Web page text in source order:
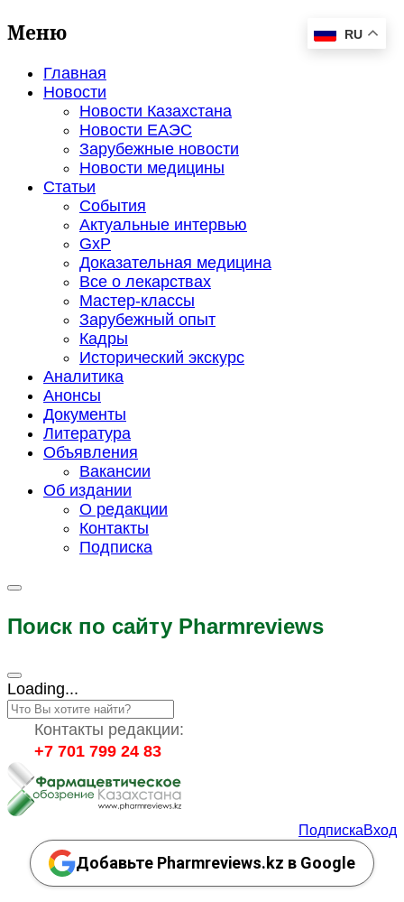
Меню
Главная
Новости
Новости Казахстана
Новости ЕАЭС
Зарубежные новости
Новости медицины
Статьи
События
Актуальные интервью
GxP
Доказательная медицина
Все о лекарствах
Мастер-классы
Зарубежный опыт
Кадры
Исторический экскурс
Аналитика
Анонсы
Документы
Литература
Объявления
Вакансии
Об издании
О редакции
Контакты
Подписка
Поиск по сайту Pharmreviews
Loading...
Контакты редакции:
+7 701 799 24 83
RU
ПодпискаВход
Добавьте Pharmreviews.kz в Google